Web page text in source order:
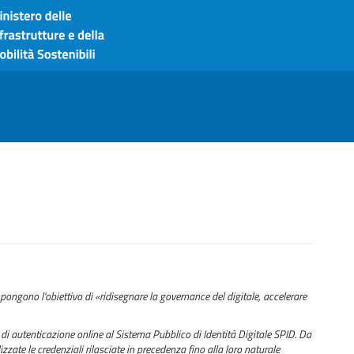
l'obiettivo di «ridisegnare la governance del digitale, accelerare
online al Sistema Pubblico di Identità Digitale SPID. Da
le credenziali rilasciate in precedenza fino alla loro naturale